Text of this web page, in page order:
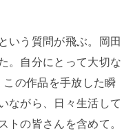
いう質問が飛ぶ。岡田
。自分にとって大切な
の作品を手放した瞬
ながら、日々生活して
の皆さんを含めて。